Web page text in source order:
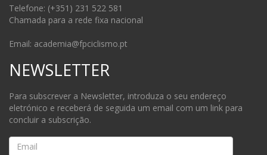
Telefone: (+351) 231 522 581
Chamada para a rede fixa nacional
Email: academia@fpciclismo.pt
NEWSLETTER
Para subscrever a Newsletter, introduza o seu endereço
eletrónico e receberá de seguida um email com um link para
concluir a subscrição.
Email